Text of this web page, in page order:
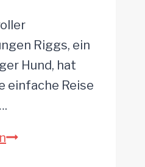
Riggs, ein
Hund, hat
einfache Reise
Dreifach